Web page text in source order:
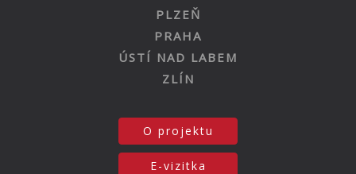
PLZEŇ
PRAHA
ÚSTÍ NAD LABEM
ZLÍN
O projektu
E-vizitka